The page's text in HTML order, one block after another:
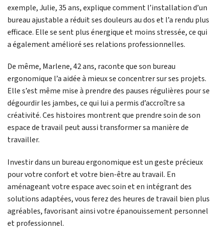
exemple, Julie, 35 ans, explique comment l’installation d’un
bureau ajustable a réduit ses douleurs au dos et l’a rendu plus
efficace. Elle se sent plus énergique et moins stressée, ce qui
a également amélioré ses relations professionnelles.
De même, Marlene, 42 ans, raconte que son bureau
ergonomique l’a aidée à mieux se concentrer sur ses projets.
Elle s’est même mise à prendre des pauses régulières pour se
dégourdir les jambes, ce qui lui a permis d’accroître sa
créativité. Ces histoires montrent que prendre soin de son
espace de travail peut aussi transformer sa manière de
travailler.
Investir dans un bureau ergonomique est un geste précieux
pour votre confort et votre bien-être au travail. En
aménageant votre espace avec soin et en intégrant des
solutions adaptées, vous ferez des heures de travail bien plus
agréables, favorisant ainsi votre épanouissement personnel
et professionnel.